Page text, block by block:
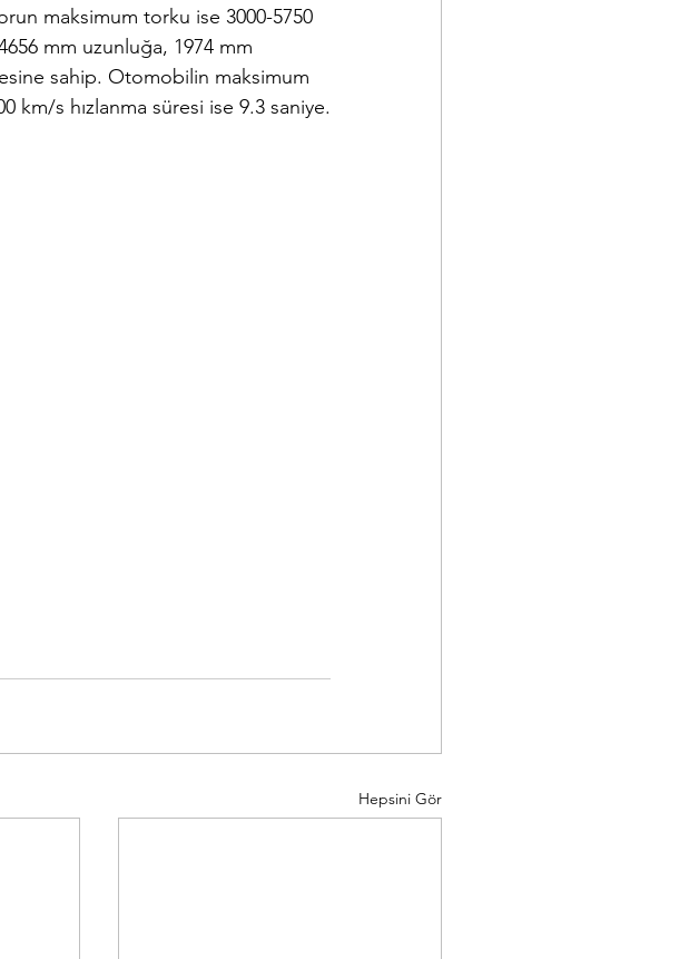
maksimum torku ise 3000-5750
mm uzunluğa, 1974 mm
sahip. Otomobilin maksimum
km/s hızlanma süresi ise 9.3 saniye.
Hepsini Gör